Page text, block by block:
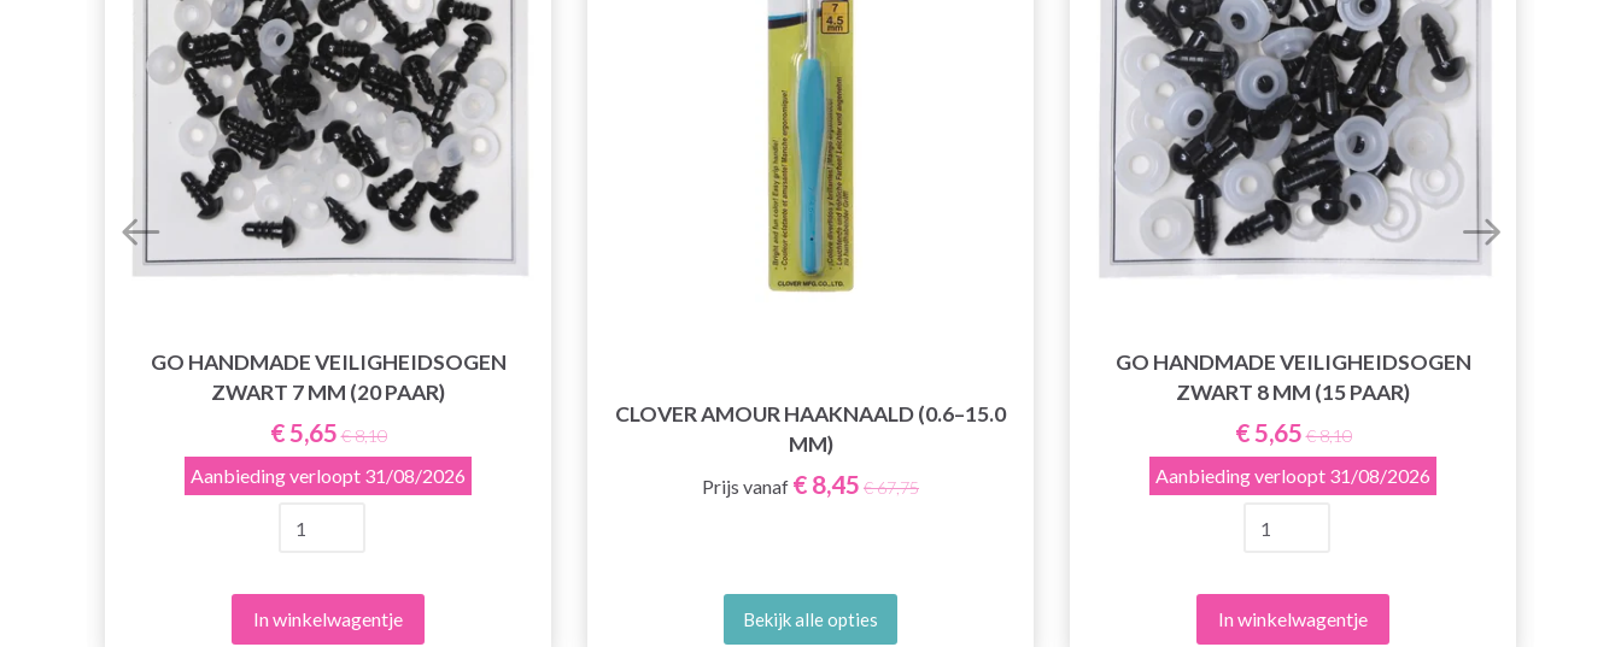
GO HANDMADE VEILIGHEIDSOGEN
ZWART 7 MM (20 PAAR)
€ 5,65 € 8,10
Aanbieding verloopt 31/08/2026
In winkelwagentje
CLOVER AMOUR HAAKNAALD (0.6–15.0
MM)
Prijs vanaf € 8,45 € 67,75
Bekijk alle opties
GO HANDMADE VEILIGHEIDSOGEN
ZWART 8 MM (15 PAAR)
€ 5,65 € 8,10
Aanbieding verloopt 31/08/2026
In winkelwagentje